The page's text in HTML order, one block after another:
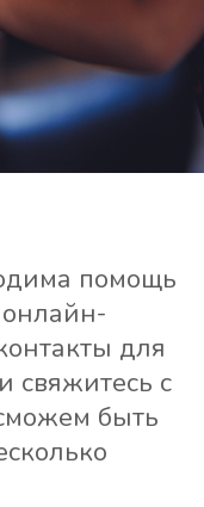
помощь
для
свяжитесь с
быть